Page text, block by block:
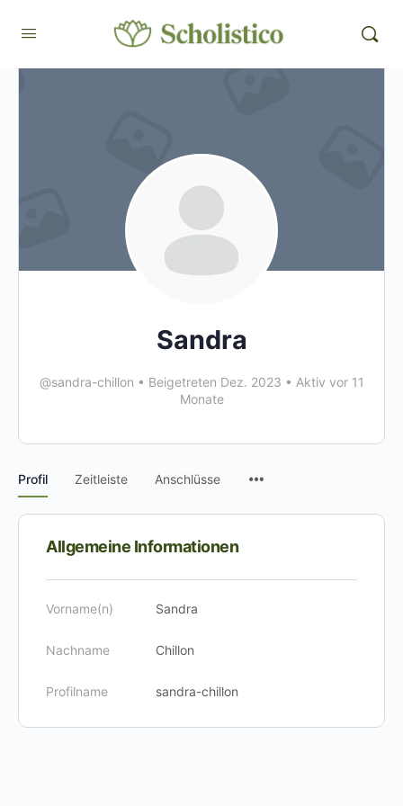
Sandra
@sandra-chillon • Beigetreten Dez. 2023 • Aktiv vor 11
Monate
Profil Zeitleiste Anschlüsse
Allgemeine Informationen
Vorname(n) Sandra
Nachname Chillon
Profilname sandra-chillon